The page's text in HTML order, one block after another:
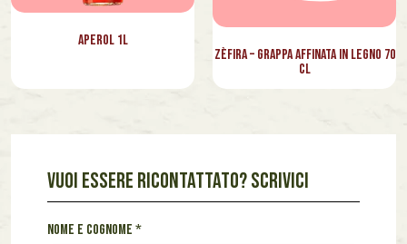
Aperol 1l
Zèfira – Grappa affinata in legno 70
cl
VUOI ESSERE RICONTATTATO? SCRIVICI
Nome e cognome *